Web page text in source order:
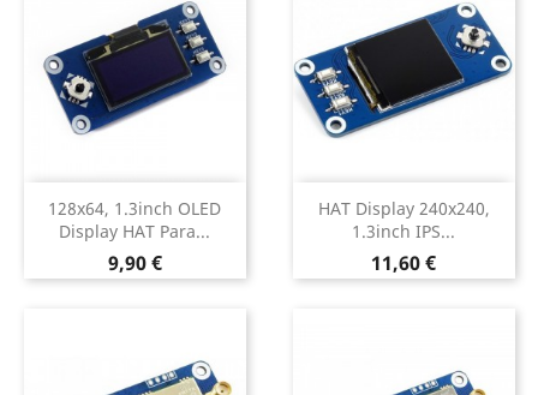
128x64, 1.3inch OLED
Display HAT Para...
Preço
9,90 €
HAT Display 240x240,
1.3inch IPS...
Preço
11,60 €